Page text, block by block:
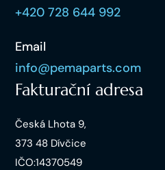
+420 728 644 992
Email
info@pemaparts.com
Fakturační adresa
Česká Lhota 9,
373 48 Dívčice
IČO:14370549